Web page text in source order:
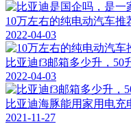
10万左右的纯电动汽车推
2022-04-03
比亚迪f3邮箱多少升，50
2022-04-03
比亚迪海豚能用家用电充
2021-11-27